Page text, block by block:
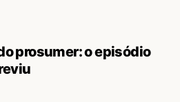
prosumer: o episódio